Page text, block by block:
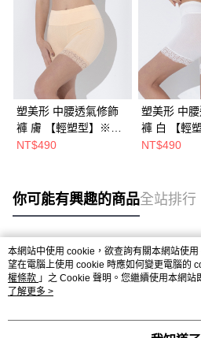
塑美形 中腰透氣修飾
褲 膚 【輕塑型】※貼
身衣物恕不退貨
NT$490
塑美形 中
褲 白 【輕
身衣物恕不
NT$490
你可能有興趣的商品全站排行
熱門標籤
本網站中使用 cookie，欲查詢有關本網站使
望在電腦上使用 cookie 時應如何變更電腦的
權條款 」之 Cookie 聲明。您繼續使用本網
用條款之 Cookie 聲明使用 cookie。
了解更多 >